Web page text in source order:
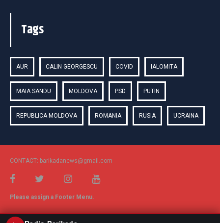
Tags
AUR CALIN GEORGESCU COVID IALOMITA
MAIA SANDU MOLDOVA PSD PUTIN
REPUBLICA MOLDOVA ROMANIA RUSIA UCRAINA
CONTACT: barikadanews@gmail.com
Please assign a Footer Menu.